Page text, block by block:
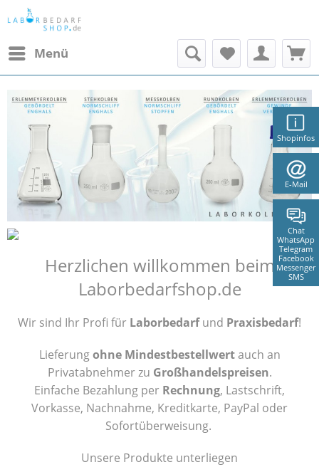
Shopinfos
E-Mail
Chat
WhatsApp
Telegram
Facebook
Messenger
SMS
Menü
Herzlichen willkommen beim
Laborbedarfshop.de
Wir sind Ihr Profi für Laborbedarfund Praxisbedarf!
Lieferungohne Mindestbestellwertauch an
Privatabnehmer zu Großhandelspreisen.
Einfache Bezahlung per Rechnung, Lastschrift,
Vorkasse, Nachnahme, Kreditkarte, PayPal oder
Sofortüberweisung.
Unsere Produkte unterliegen